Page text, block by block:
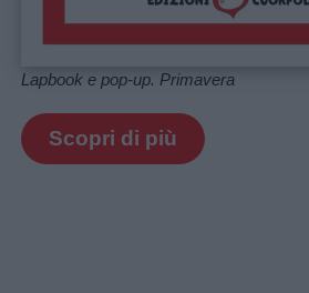
Lapbook e pop-up. Primavera
Scopri di più